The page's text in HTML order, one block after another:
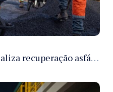
Prefeitura de Manaus realiza recuperação asfáltica na rua Canário do Campo e amplia mobilidade na zona Norte